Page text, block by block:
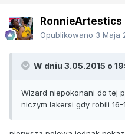
RonnieArtestics
Opublikowano 3 Maja
W dniu 3.05.2015 o
Wizard niepokonani do tej
niczym lakersi gdy robili 16-1